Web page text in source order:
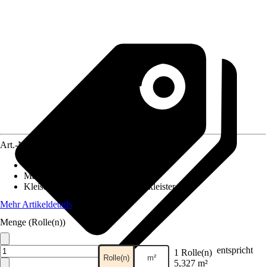
Art.-Nr.
Maße (BxH)
Kleisterempfehlung
Vliestapetenkleister
Mehr Artikeldetails
Menge (Rolle(n))
Rolle(n) m² 1 Rolle(n) entspricht
5,327 m²